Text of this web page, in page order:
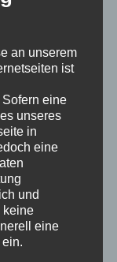
an unserem
ist
eine
unseres
in
eine
und
keine
eine